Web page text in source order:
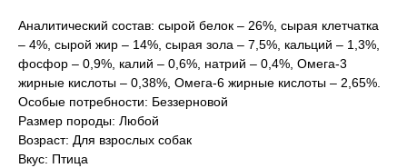
Аналитический состав: сырой белок – 26%, сырая клетчатка
– 4%, сырой жир – 14%, сырая зола – 7,5%, кальций – 1,3%,
фосфор – 0,9%, калий – 0,6%, натрий – 0,4%, Омега-3
жирные кислоты – 0,38%, Омега-6 жирные кислоты – 2,65%.
Особые потребности: Беззерновой
Размер породы: Любой
Возраст: Для взрослых собак
Вкус: Птица